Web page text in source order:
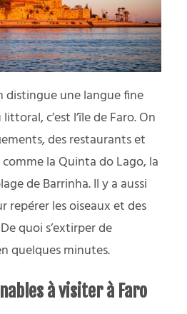
distingue une langue fine
c’est l’île de Faro. On
des restaurants et
la Quinta do Lago, la
de Barrinha. Il y a aussi
repérer les oiseaux et des
quoi s’extirper de
quelques minutes.
à visiter à Faro